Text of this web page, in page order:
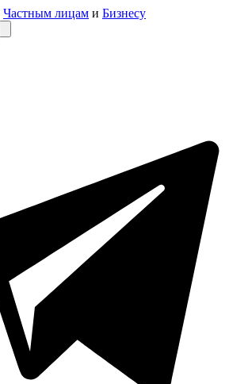
Частным лицам и Бизнесу